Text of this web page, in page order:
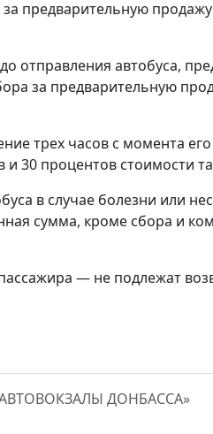
предварительную
отправления автобуса,
за предварительную
трех часов с момента
30 процентов стоимости
в случае болезни или
сумма, кроме сбора и
— не подлежат
ДОНБАССА»